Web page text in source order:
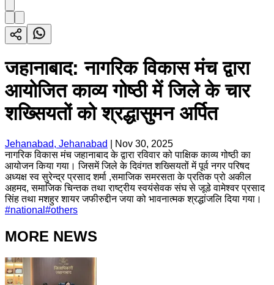
जहानाबाद: नागरिक विकास मंच द्वारा
आयोजित काव्य गोष्ठी में जिले के चार
शख्सियतों को श्रद्धासुमन अर्पित
Jehanabad, Jehanabad
Nov 30, 2025
नागरिक विकास मंच जहानाबाद के द्वारा रविवार को पाक्षिक काव्य गोष्ठी का
आयोजन किया गया। जिसमें जिले के दिवंगत शख्सियतों में पूर्व नगर परिषद
अध्यक्ष स्व सुरेन्द्र प्रसाद शर्मा ,समाजिक समरसता के प्रतिक प्रो अकील
अहमद, समाजिक चिन्तक तथा राष्ट्रीय स्वयंसेवक संघ से जूडे वामेश्वर प्रसाद
सिंह तथा मशहुर शायर जफीरुद्दीन जया को भावनात्मक श्रद्धांजलि दिया गया।
#national #others
MORE NEWS